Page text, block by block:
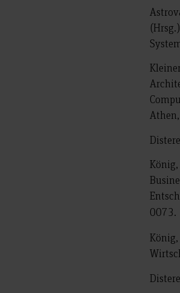
0073.